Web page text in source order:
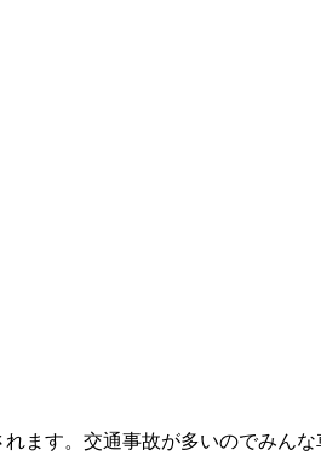
ます。交通事故が多いのでみん